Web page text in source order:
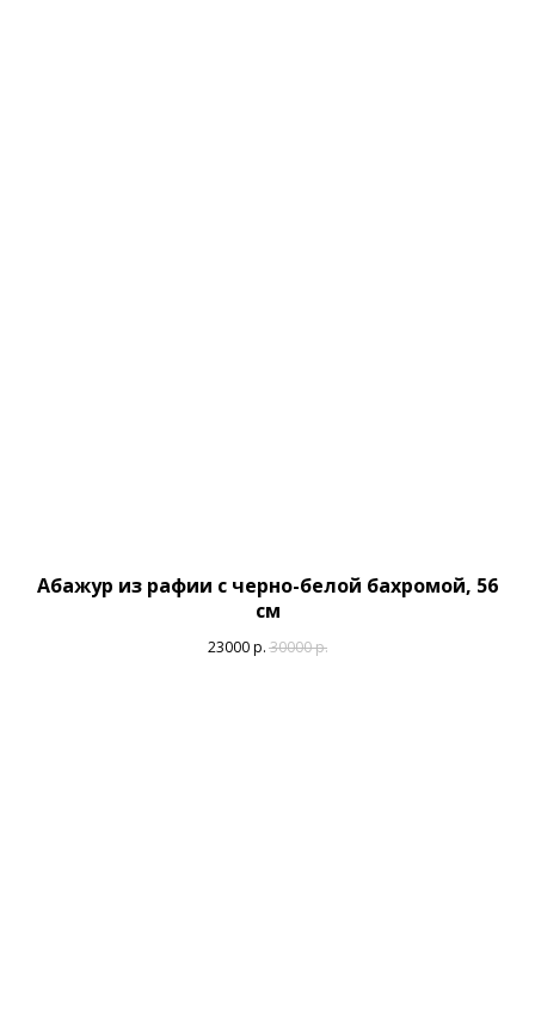
Абажур из рафии с черно-белой бахромой, 56
см
23000 р. 30000р.